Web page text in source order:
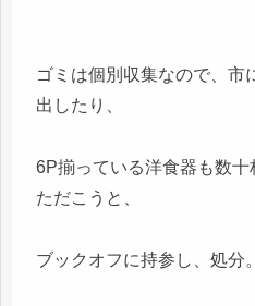
ゴミは個別収集なので、市
出したり、
6P揃っている洋食器も数
ただこうと、
ブックオフに持参し、処分。